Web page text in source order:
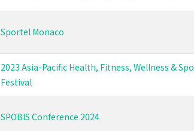
Sportel Monaco
2023 Asia-Pacific Health, Fitness, Wellness &
Festival
SPOBIS Conference 2024